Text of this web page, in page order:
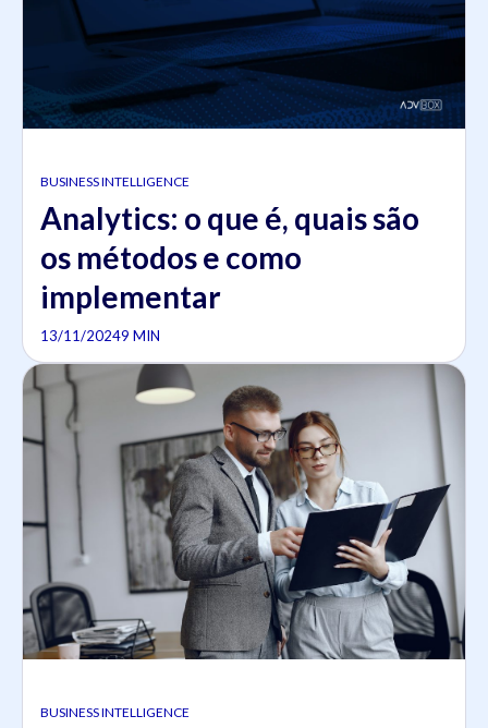
BUSINESS INTELLIGENCE
Analytics: o que é, quais são
os métodos e como
implementar
13/11/20249 MIN
BUSINESS INTELLIGENCE